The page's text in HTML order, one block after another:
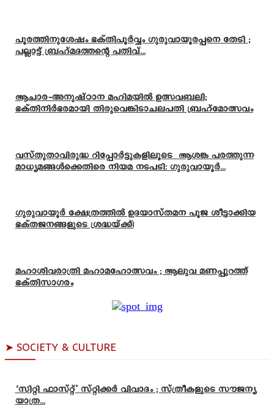
പൂരത്തിനുശേഷം ഭക്തിപൂർവ്വം ഗുരുവായൂരപ്പനെ തേടി ;
പല്ലാട്ട് ബ്രഹ്മദത്തന്റെ പതിവ്...
ആചാര-അനുഷ്ഠാന മഹിമയിൽ ഉത്സവബലി;
ഭക്തിനിർഭരമായി തിരുവെങ്കിടാചലപതി ബ്രഹ്മോത്സവം
വസ്തുതാവിരുദ്ധ റിപ്പോർട്ടുകളിലൂടെ ആശങ്ക പരത്തുന്ന
മാധ്യമങ്ങൾക്കെതിരെ നിയമ നടപടി: ഗുരുവായൂർ...
ഗുരുവായൂർ ക്ഷേത്രത്തിൽ ഉദയാസ്‌തമന പൂജ ശീട്ടാക്കിയ
ഭക്തജനങ്ങളുടെ ശ്രദ്ധയ്ക്ക്!
മഹാശിവരാത്രി മഹാമഹോത്സവം ; ആലുവ മണപ്പുറത്ത്
ഭക്തിസാഗരം
➤ SOCIETY & CULTURE
‘സിറ്റി ഫാസ്റ്റ്’ സ്റ്റിക്കർ വിവാദം ; സ്ത്രീകളുടെ സൗജന്യ
യാത്ര...